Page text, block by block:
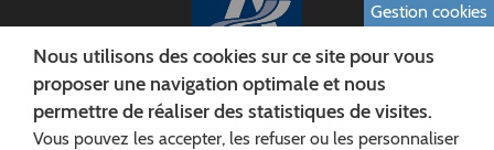
CONSEIL DÉPARTEMENTAL DE L'AISNE
Gestion cookies
Nous utilisons des cookies sur ce site pour vous
proposer une navigation optimale et nous
permettre de réaliser des statistiques de visites.
Vous pouvez les accepter, les refuser ou les personnaliser